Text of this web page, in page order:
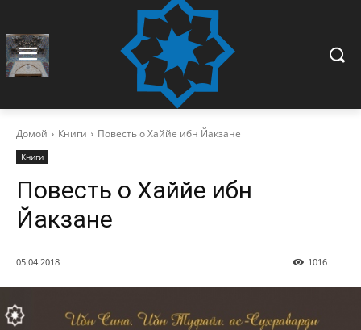
Домой Книги Повесть о Хаййе ибн Йакзане
Книги
Повесть о Хаййе ибн
Йакзане
05.04.2018 1016